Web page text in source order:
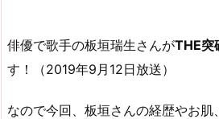
俳優で歌手の板垣瑞生さんがTHE突
す！（2019年9月12日放送）
なので今回、板垣さんの経歴やお